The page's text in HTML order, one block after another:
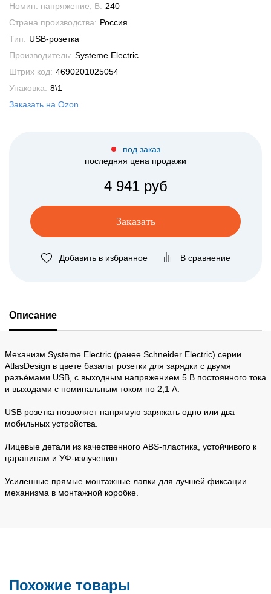
Номин. напряжение, В: 240
Страна производства: Россия
Тип: USB-розетка
Производитель: Systeme Electric
Штрих код: 4690201025054
Упаковка: 8\1
Заказать на Ozon
под заказ
последняя цена продажи
4 941 руб
Заказать
Добавить в избранное В сравнение
Описание
Механизм Systeme Electric (ранее Schneider Electric) серии
AtlasDesign в цвете базальт розетки для зарядки с двумя
разъёмами USB, с выходным напряжением 5 В постоянного тока
и выходами с номинальным током по 2,1 А.
USB розетка позволяет напрямую заряжать одно или два
мобильных устройства.
Лицевые детали из качественного ABS-пластика, устойчивого к
царапинам и УФ-излучению.
Усиленные прямые монтажные лапки для лучшей фиксации
механизма в монтажной коробке.
Похожие товары